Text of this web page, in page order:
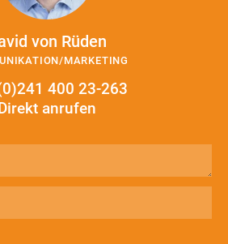
von Rüden
MARKETING
400 23-263
anrufen